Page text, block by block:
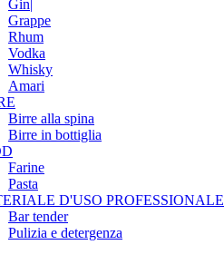
Gin|
Grappe
Rhum
Vodka
Whisky
Amari
Birre alla spina
Birre in bottiglia
Farine
Pasta
D'USO PROFESSIONALE
Bar tender
Pulizia e detergenza